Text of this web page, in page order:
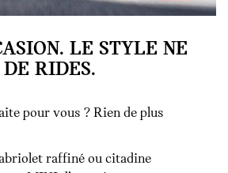
LE STYLE NE
RIDES.
pour vous ? Rien de plus
raffiné ou citadine